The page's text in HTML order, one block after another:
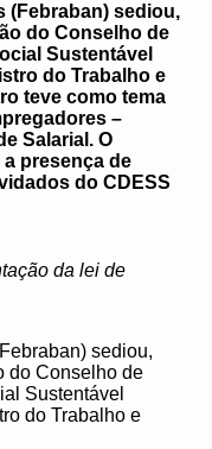
(Febraban) sediou,
do Conselho de
Sustentável
do Trabalho e
teve como tema
–
Salarial. O
presença de
do CDESS
da lei de
sediou,
do Conselho de
Sustentável
do Trabalho e